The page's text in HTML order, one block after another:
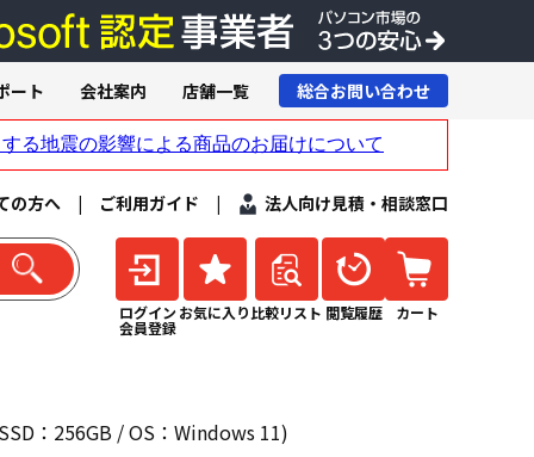
の方へ | ご利用ガイド | 法人向け見積・相談窓口
ログイン
会員登録
お気に入り 比較リスト 閲覧履歴 カート
ート 会社案内 店舗一覧 総合お問い合わせ
：256GB / OS：Windows 11)